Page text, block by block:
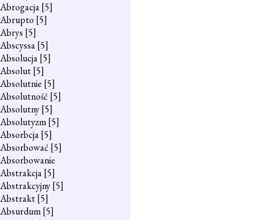
Abrogacja[5]
Abrupto [5]
Abrys [5]
Abscyssa[5]
Absolucja[5]
Absolut[5]
Absolutnie [5]
Absolutność [5]
Absolutny[5]
Absolutyzm[5]
Absorbcja[5]
Absorbować [5]
Absorbowanie
Abstrakcja[5]
Abstrakcyjny[5]
Abstrakt[5]
Absurdum[5]